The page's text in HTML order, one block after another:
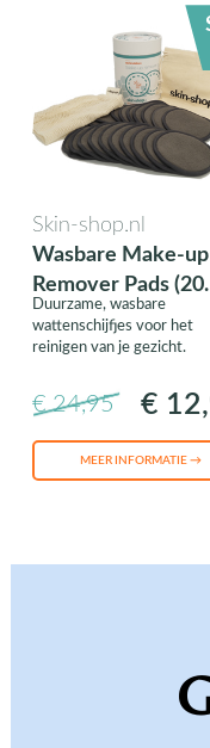
Skin-shop.nl
Wasbare Make-up
Remover Pads (20
stuks)
Duurzame, wasbare
wattenschijfjes voor het
reinigen van je gezicht.
€ 24,95 €
MEER INFORMATIE →